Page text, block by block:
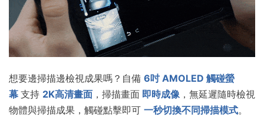
想要邊掃描邊檢視成果嗎？自備 6吋 AMOLED 觸碰螢
幕 支持 2K高清畫面 ，掃描畫面 即時成像，無延遲隨時檢視
物體與掃描成果，觸碰點擊即可 一秒切換不同掃描模式。